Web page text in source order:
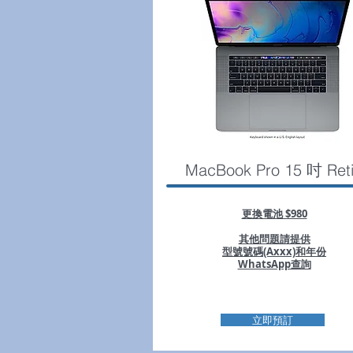
MacBook Pro 15 吋
更換電池 $980
其他問題請提供
型號號碼(Axxx)和年份
WhatsApp查詢
立即預訂